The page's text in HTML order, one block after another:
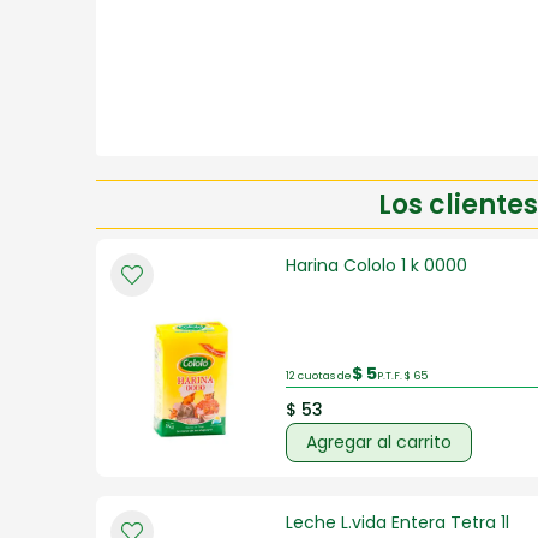
Los
Harina Cololo 1 k 0000
12 cuotas de$ 5P.T.F. $ 65
$ 53
Agregar al carrito
Leche L.vida Entera Tetra 1l